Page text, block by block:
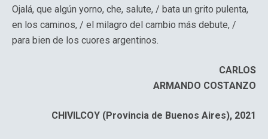
Ojalá, que algún yorno, che, salute, / bata un grito pulenta,
en los caminos, / el milagro del cambio más debute, /
para bien de los cuores argentinos.
CARLOS
ARMANDO COSTANZO
CHIVILCOY (Provincia de Buenos Aires), 2021